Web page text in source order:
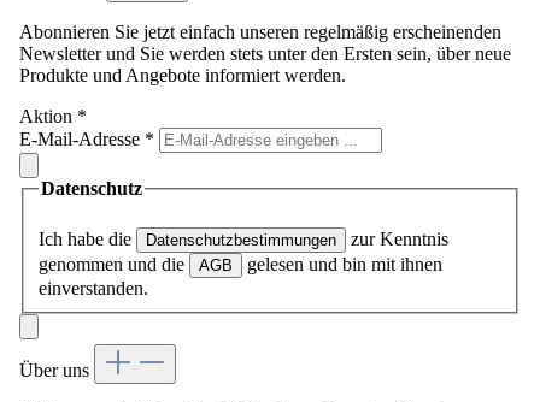
Abonnieren Sie jetzt einfach unseren regelmäßig erscheinenden
Newsletter und Sie werden stets unter den Ersten sein, über neue
Produkte und Angebote informiert werden.
Aktion *
E-Mail-Adresse *
Datenschutz
Ich habe die Datenschutzbestimmungen
zur Kenntnis
genommen und die
AGB
gelesen und bin mit ihnen
einverstanden.
Über uns